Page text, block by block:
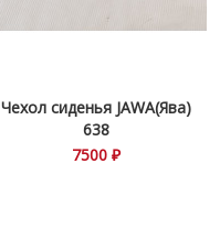
Чехол сиденья JAWA(Ява)
638
7500 ₽